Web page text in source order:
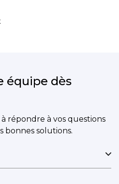
équipe dès
répondre à vos questions
bonnes solutions.